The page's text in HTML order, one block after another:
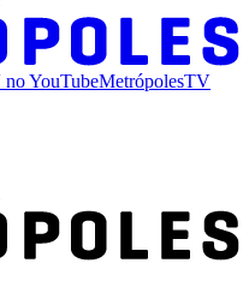
noYouTubeMetrópolesTV